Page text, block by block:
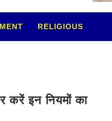
RELIGIOUS
करें इन नियमों का